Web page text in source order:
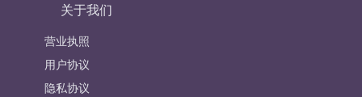
关于我们
营业执照
用户协议
隐私协议